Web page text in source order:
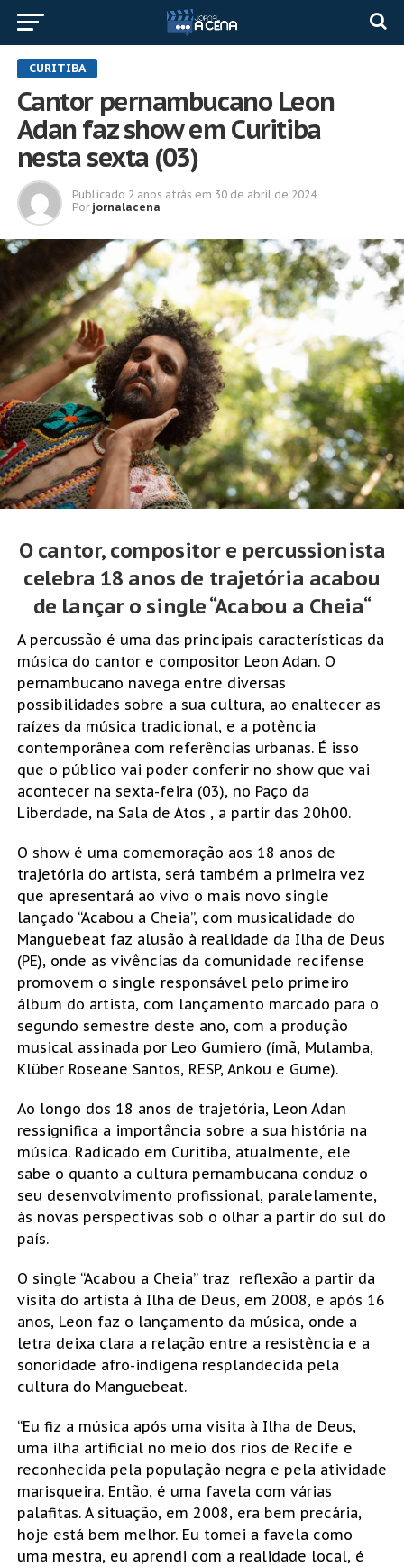
CURITIBA
Cantor pernambucano Leon
Adan faz show em Curitiba
nesta sexta (03)
Publicado 2 anos atrás em 30 de abril de 2024
Por jornalacena
O cantor, compositor e percussionista
celebra 18 anos de trajetória acabou
de lançar o single “Acabou a Cheia“
A percussão é uma das principais características da
música do cantor e compositor Leon Adan. O
pernambucano navega entre diversas
possibilidades sobre a sua cultura, ao enaltecer as
raízes da música tradicional, e a potência
contemporânea com referências urbanas. É isso
que o público vai poder conferir no show que vai
acontecer na sexta-feira (03), no Paço da
Liberdade, na Sala de Atos , a partir das 20h00.
O show é uma comemoração aos 18 anos de
trajetória do artista, será também a primeira vez
que apresentará ao vivo o mais novo single
lançado “Acabou a Cheia”, com musicalidade do
Manguebeat faz alusão à realidade da Ilha de Deus
(PE), onde as vivências da comunidade recifense
promovem o single responsável pelo primeiro
álbum do artista, com lançamento marcado para o
segundo semestre deste ano, com a produção
musical assinada por Leo Gumiero (ímã, Mulamba,
Klüber Roseane Santos, RESP, Ankou e Gume).
Ao longo dos 18 anos de trajetória, Leon Adan
ressignifica a importância sobre a sua história na
música. Radicado em Curitiba, atualmente, ele
sabe o quanto a cultura pernambucana conduz o
seu desenvolvimento profissional, paralelamente,
às novas perspectivas sob o olhar a partir do sul do
país.
O single “Acabou a Cheia” traz reflexão a partir da
visita do artista à Ilha de Deus, em 2008, e após 16
anos, Leon faz o lançamento da música, onde a
letra deixa clara a relação entre a resistência e a
sonoridade afro-indígena resplandecida pela
cultura do Manguebeat.
“Eu fiz a música após uma visita à Ilha de Deus,
uma ilha artificial no meio dos rios de Recife e
reconhecida pela população negra e pela atividade
marisqueira. Então, é uma favela com várias
palafitas. A situação, em 2008, era bem precária,
hoje está bem melhor. Eu tomei a favela como
uma mestra, eu aprendi com a realidade local, é